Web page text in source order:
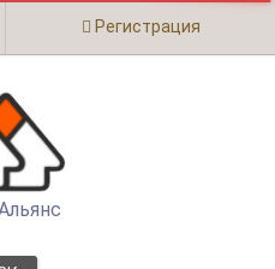
Регистрация